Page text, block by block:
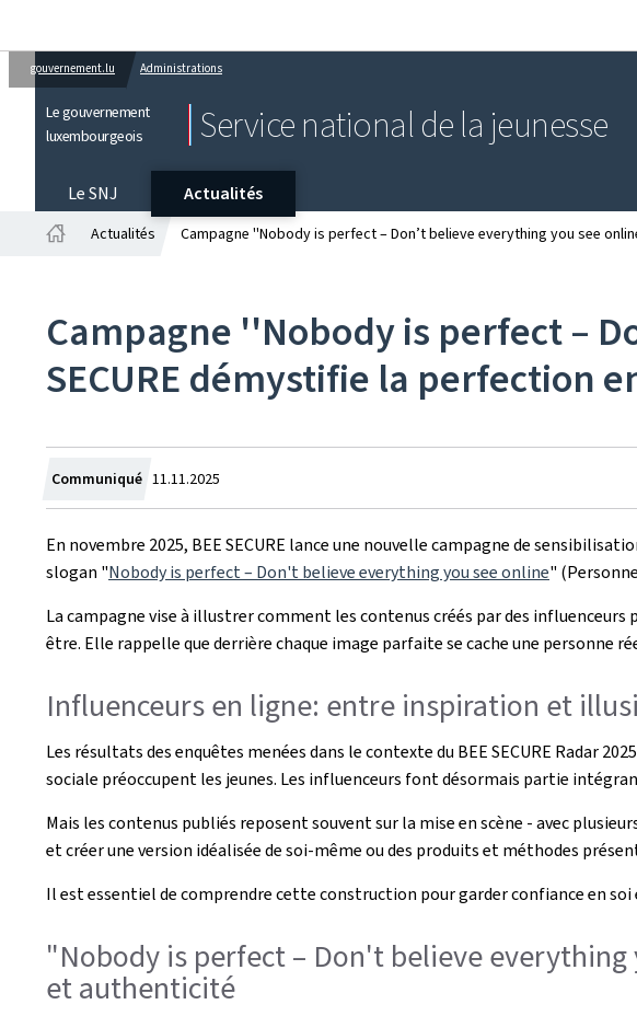
gouvernement.lu Administrations
Le gouvernement
luxembourgeois
Service national de la jeunesse
Le SNJ
Actualités
Actualités Campagne ''Nobody is perfect – Don’t believe everything you see
Campagne ''Nobody is perfect –
SECURE démystifie la perfection
Communiqué Crée
le
11.11.2025
En novembre 2025, BEE SECURE lance une nouvelle campagne de
slogan "Nobody is perfect – Don't believe everything you see online"
La campagne vise à illustrer comment les contenus créés par des
être. Elle rappelle que derrière chaque image parfaite se cache une personne
Influenceurs en ligne: entre inspiration et
Les résultats des enquêtes menées dans le contexte du BEE SECURE Radar 2025
sociale préoccupent les jeunes. Les influenceurs font désormais partie
Mais les contenus publiés reposent souvent sur la mise en scène - avec
et créer une version idéalisée de soi-même ou des produits et méthodes
Il est essentiel de comprendre cette construction pour garder confiance en
"Nobody is perfect – Don't believe
et authenticité